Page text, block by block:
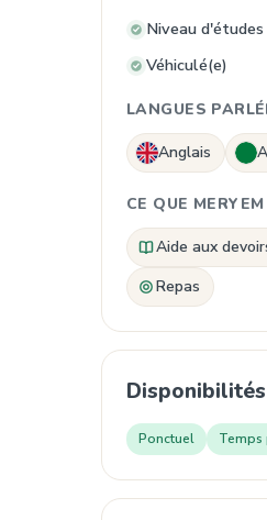
Niveau d'études
Véhiculé(e)
LANGUES
Anglais
CE QUE
Aide aux
Repas
Disponibilités
Ponctuel